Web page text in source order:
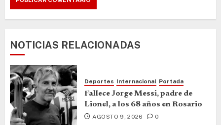
NOTICIAS RELACIONADAS
Deportes Internacional Portada
Fallece Jorge Messi, padre de
Lionel, a los 68 años en Rosario
AGOSTO 9, 2026 0